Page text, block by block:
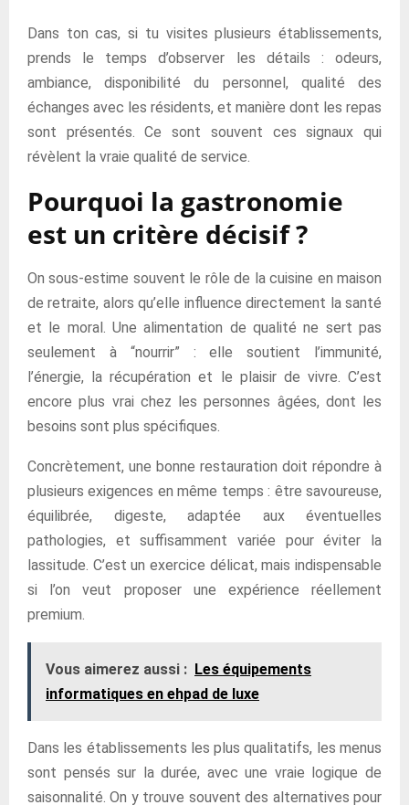
Dans ton cas, si tu visites plusieurs établissements,
prends le temps d’observer les détails : odeurs,
ambiance, disponibilité du personnel, qualité des
échanges avec les résidents, et manière dont les repas
sont présentés. Ce sont souvent ces signaux qui
révèlent la vraie qualité de service.
Pourquoi la gastronomie
est un critère décisif ?
On sous-estime souvent le rôle de la cuisine en maison
de retraite, alors qu’elle influence directement la santé
et le moral. Une alimentation de qualité ne sert pas
seulement à “nourrir” : elle soutient l’immunité,
l’énergie, la récupération et le plaisir de vivre. C’est
encore plus vrai chez les personnes âgées, dont les
besoins sont plus spécifiques.
Concrètement, une bonne restauration doit répondre à
plusieurs exigences en même temps : être savoureuse,
équilibrée, digeste, adaptée aux éventuelles
pathologies, et suffisamment variée pour éviter la
lassitude. C’est un exercice délicat, mais indispensable
si l’on veut proposer une expérience réellement
premium.
Vous aimerez aussi : Les équipements
informatiques en ehpad de luxe
Dans les établissements les plus qualitatifs, les menus
sont pensés sur la durée, avec une vraie logique de
saisonnalité. On y trouve souvent des alternatives pour